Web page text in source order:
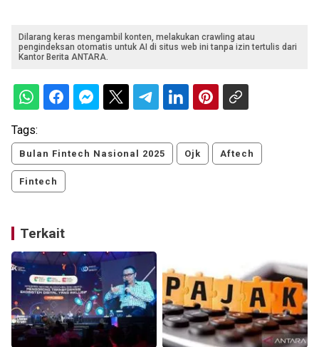
Dilarang keras mengambil konten, melakukan crawling atau
pengindeksan otomatis untuk AI di situs web ini tanpa izin tertulis dari
Kantor Berita ANTARA.
Tags:
Bulan Fintech Nasional 2025 Ojk Aftech
Fintech
Terkait